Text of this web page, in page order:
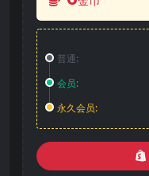
普通:
会员:
永久会员: